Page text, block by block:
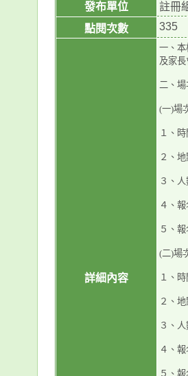
發布單位
註冊
點閱次數
335
詳細內容
一、本
及家
二、場
(一)場
１、
２、
３、
４、
５、
(二)場
１、
２、
３、
４、
５、